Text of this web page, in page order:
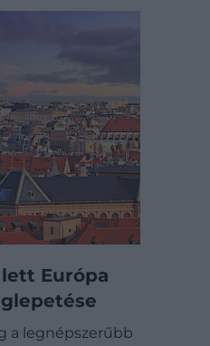
lett Európa
a legnépszerűbb